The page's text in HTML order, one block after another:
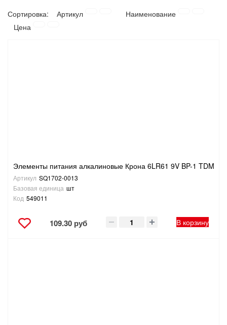
НАСОСНОЕ ОБОРУДОВАНИЕ
СТРЕМЯНКИ,ЛЕСТНИЦЫ
СТРОИТЕЛЬНЫЕ И ОТДЕЛОЧНЫЕ МАТЕРИАЛЫ
Сортировка: Артикул
Наименование
Цена
Элементы питания алкалиновые Крона 6LR61 9V BP-1 TDM
Артикул SQ1702-0013
Базовая единица шт
Код 549011
109.30 руб В корзину